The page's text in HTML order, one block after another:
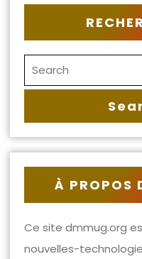
À PROPOS
Ce site dmmug.org
nouvelles-